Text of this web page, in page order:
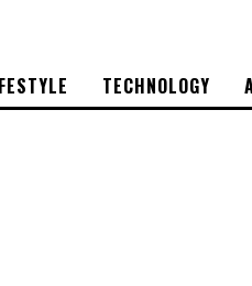
TECHNOLOGY